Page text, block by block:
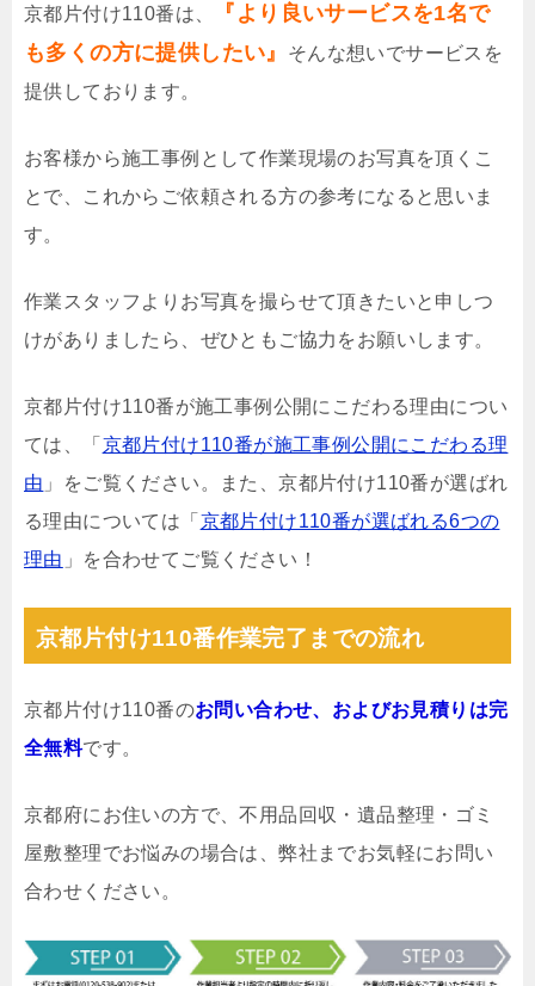
京都片付け110番は、
『より良いサービスを1名で
も多くの方に提供したい』
そんな想いでサービスを
提供しております。
お客様から施工事例として作業現場のお写真を頂くこ
とで、これからご依頼される方の参考になると思いま
す。
作業スタッフよりお写真を撮らせて頂きたいと申しつ
けがありましたら、ぜひともご協力をお願いします。
京都片付け110番が施工事例公開にこだわる理由につい
ては、「 京都片付け110番が施工事例公開にこだわる理
由 」をご覧ください。また、京都片付け110番が選ばれ
る理由については「 京都片付け110番が選ばれる6つの
理由 」を合わせてご覧ください！
京都片付け110番作業完了までの流れ
京都片付け110番のお問い合わせ、およびお見積りは完
全無料です。
京都府にお住いの方で、不用品回収・遺品整理・ゴミ
屋敷整理でお悩みの場合は、弊社までお気軽にお問い
合わせください。